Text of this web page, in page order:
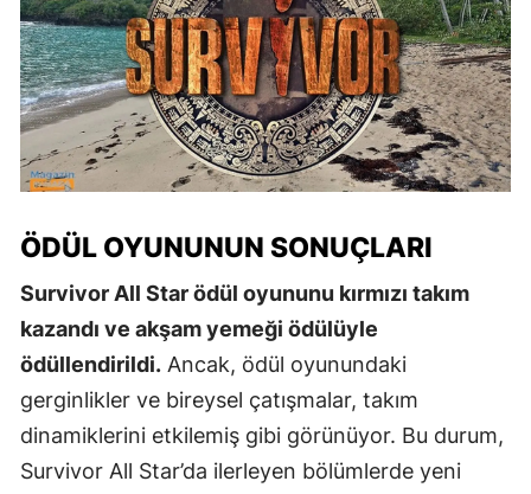
ÖDÜL OYUNUNUN SONUÇLARI
Survivor All Star ödül oyununu kırmızı takım
kazandı ve akşam yemeği ödülüyle
ödüllendirildi. Ancak, ödül oyunundaki
gerginlikler ve bireysel çatışmalar, takım
dinamiklerini etkilemiş gibi görünüyor. Bu durum,
Survivor All Star’da ilerleyen bölümlerde yeni